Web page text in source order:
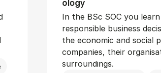
ology
In the BSc SOC you
responsible business
the economic and social
companies, their
surroundings.